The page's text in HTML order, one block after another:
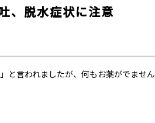
、脱水症状に注意
と言われましたが、何もお薬がでません